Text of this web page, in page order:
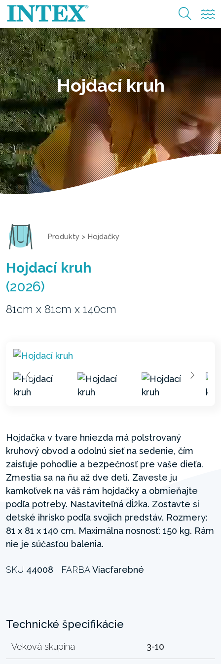
Hojdací kruh
Produkty > Hojdačky
Hojdací kruh
(2026)
81cm x 81cm x 140cm
Hojdačka v tvare hniezda má polstrovaný
kruhový obvod a odolnú sieť na sedenie, čím
zaisťuje pohodlie a bezpečnosť pre vaše dieťa.
Zmestia sa na ňu až dve deti. Zaveste ju
kamkoľvek na váš rám hojdačky a obmieňajte
podľa potreby. Nastaviteľná dĺžka. Zostavte si
detské ihrisko podľa svojich predstáv. Rozmery:
81 x 81 x 140 cm. Maximálna nosnosť: 150 kg. Rám
nie je súčasťou balenia.
SKU 44008 FARBAViacfarebné
Technické špecifikácie
Veková skupina 3-10